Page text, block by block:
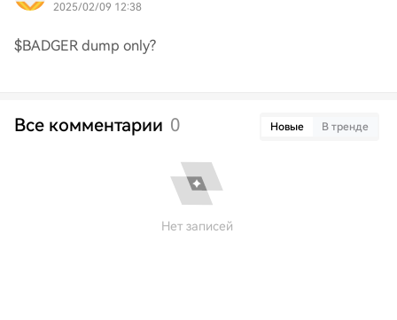
2025/02/09 12:38
$BADGER dump only?
Все комментарии 0 Новые В тренде
Нет записей